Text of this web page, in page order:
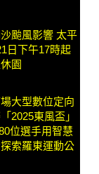
颱風影響 太平
日下午17時起
園
大型數位定向
2025東風盃」
位選手用智慧
索羅東運動公